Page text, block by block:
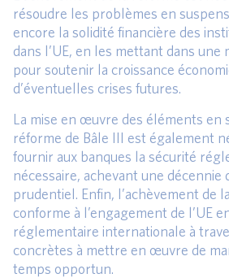
résoudre les problèmes en
encore la solidité financière des
dans l’UE, en les mettant dans une
pour soutenir la croissance
d’éventuelles crises futures.
La mise en œuvre des éléments en
réforme de Bâle III est également
fournir aux banques la sécurité
nécessaire, achevant une décennie
prudentiel. Enfin, l’achèvement de
conforme à l’engagement de l’UE
réglementaire internationale à
concrètes à mettre en œuvre de
temps opportun.